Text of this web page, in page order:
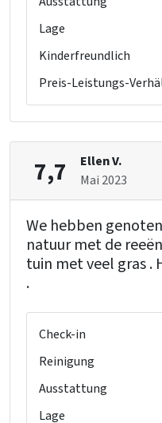
Lage
Kinderfreundlich
Preis-Leistungs-
7,7
Ellen V.
Mai 2023
We hebben
natuur met de
tuin met veel gras .
.
Check-in
Reinigung
Ausstattung
Lage